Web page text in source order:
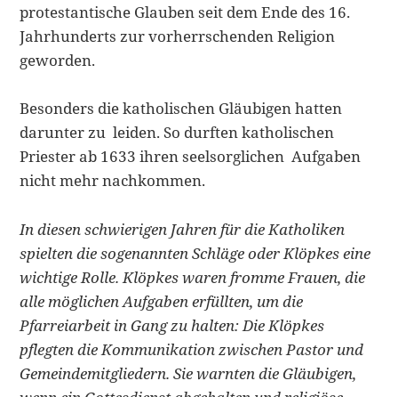
protestantische Glauben seit dem Ende des 16.
Jahrhunderts zur vorherrschenden Religion
geworden.
Besonders die katholischen Gläubigen hatten
darunter zu leiden. So durften katholischen
Priester ab 1633 ihren seelsorglichen Aufgaben
nicht mehr nachkommen.
In diesen schwierigen Jahren für die Katholiken
spielten die sogenannten Schläge oder Klöpkes eine
wichtige Rolle. Klöpkes waren fromme Frauen, die
alle möglichen Aufgaben erfüllten, um die
Pfarreiarbeit in Gang zu halten: Die Klöpkes
pflegten die Kommunikation zwischen Pastor und
Gemeindemitgliedern. Sie warnten die Gläubigen,